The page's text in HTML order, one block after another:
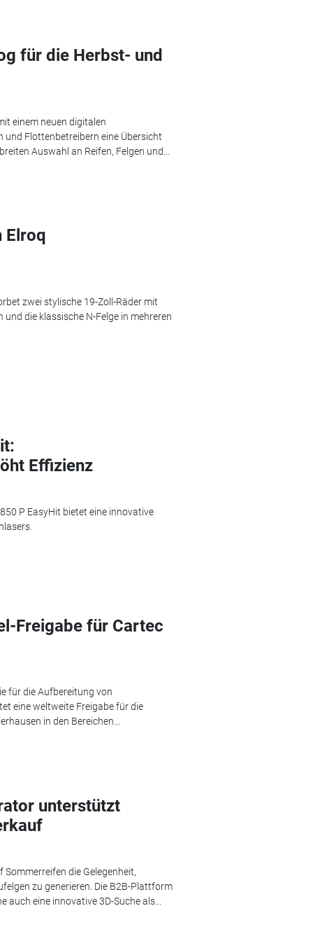
für die Herbst- und
einem neuen digitalen
Flottenbetreibern eine Übersicht
Auswahl an Reifen, Felgen und...
Elroq
zwei stylische 19-Zoll-Räder mit
und die klassische N-Felge in mehreren
Effizienz
P EasyHit bietet eine innovative
Freigabe für Cartec
für die Aufbereitung von
eine weltweite Freigabe für die
in den Bereichen...
unterstützt
die Gelegenheit,
zu generieren. Die B2B-Plattform
eine innovative 3D-Suche als...